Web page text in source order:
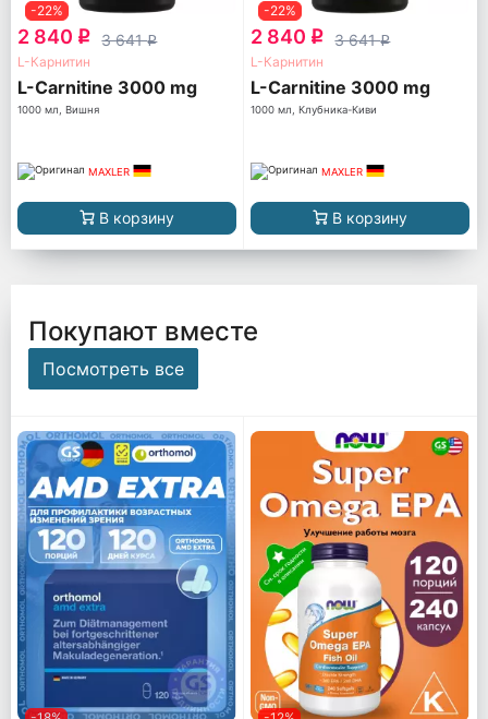
-22%
2 840 q 3 641q
L-Карнитин
L-Carnitine 3000 mg
1000 мл, Вишня
MAXLER
В корзину
-22%
2 840 q 3 641q
L-Карнитин
L-Carnitine 3000 mg
1000 мл, Клубника-Киви
MAXLER
В корзину
Покупают вместе
Посмотреть все